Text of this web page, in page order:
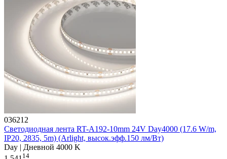
036212
Светодиодная лента RT-A192-10mm 24V Day4000 (17.6 W/m,
IP20, 2835, 5m) (Arlight, высок.эфф.150 лм/Вт)
Day | Дневной 4000 K
14